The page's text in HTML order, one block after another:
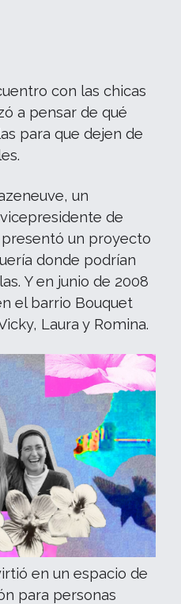
con las chicas
a pensar de qué
para que dejen de
un
de
presentó un proyecto
donde podrían
Y en junio de 2008
el barrio Bouquet
Laura y Romina.
en un espacio de
para personas